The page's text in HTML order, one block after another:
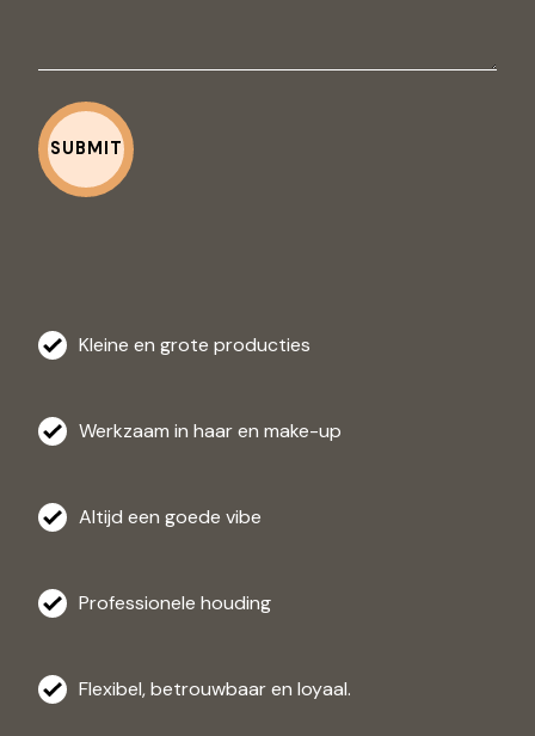
Kleine en grote producties
Werkzaam in haar en make-up
Altijd een goede vibe
Professionele houding
Flexibel, betrouwbaar en loyaal.